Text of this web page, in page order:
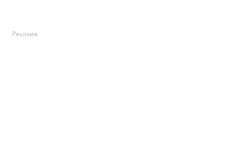
Реклама